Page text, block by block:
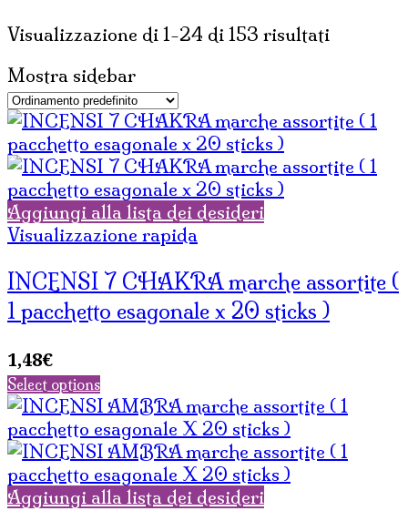
Visualizzazione di 1-24 di 153 risultati
Mostra sidebar
Aggiungi alla lista dei desideri
Visualizzazione rapida
INCENSI 7 CHAKRA marche assortite (
1 pacchetto esagonale x 20 sticks )
1,48€
Select options
Aggiungi alla lista dei desideri